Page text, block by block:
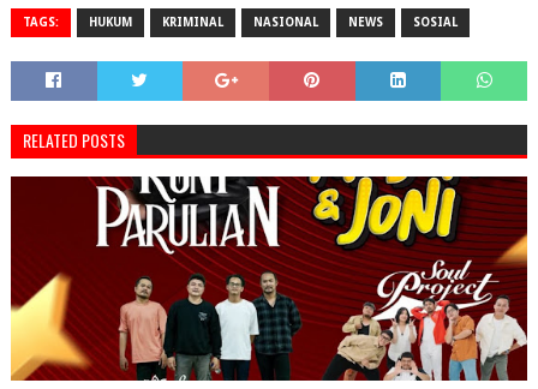
TAGS: HUKUM KRIMINAL NASIONAL NEWS SOSIAL
RELATED POSTS